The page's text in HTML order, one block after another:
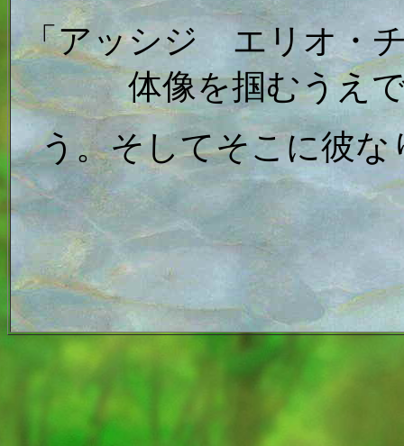
「アッシジ エリオ・
体像を掴むうえ
う。そしてそこに彼